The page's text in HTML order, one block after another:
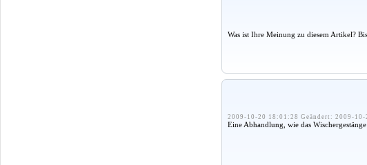
Was ist Ihre Meinung zu diesem Artikel?
2009-10-20 18:01:28 Geändert: 2009-
Eine Abhandlung, wie das